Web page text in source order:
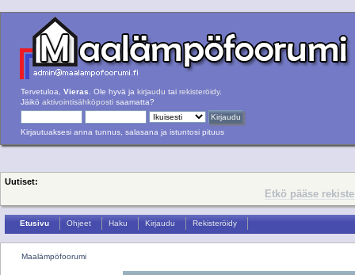
Tervetuloa, Vieras . Ole hyvä ja kirjaudu tai rekisteröidy.
Jäikö aktivointisähköposti saamatta?
Kirjautuaksesi anna tunnus, salasana ja istuntosi pituus
Uutiset:
Etkö pääse
Etusivu Ohjeet Haku Kirjaudu Rekisteröidy
Maalämpöfoorumi